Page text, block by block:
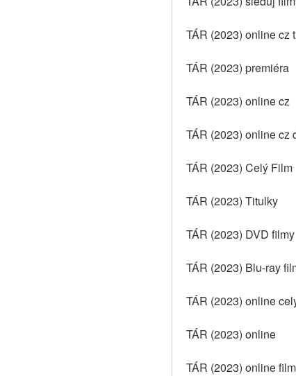
TÁR (2023) online cz
TÁR (2023) premiéra
TÁR (2023) online cz
TÁR (2023) online cz
TÁR (2023) Celý Film
TÁR (2023) Titulky
TÁR (2023) DVD filmy
TÁR (2023) Blu-ray
TÁR (2023) online
TÁR (2023) online
TÁR (2023) online